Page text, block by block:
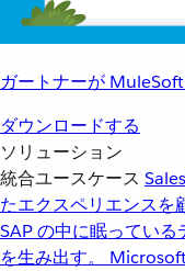
ガートナーが
ダウンロードする
ソリューション
統合ユースケース
たエクスペリエンスを
SAP の中に眠ってい
を生み出す。